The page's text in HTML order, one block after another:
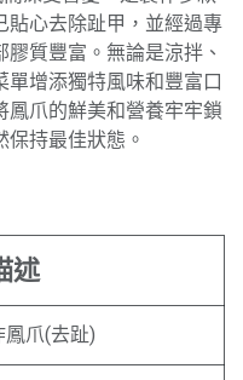
貼心去除趾甲，並經過專
質豐富。無論是涼拌、
單增添獨特風味和豐富口
鳳爪的鮮美和營養牢牢鎖
持最佳狀態。
述
鳳爪(去趾)